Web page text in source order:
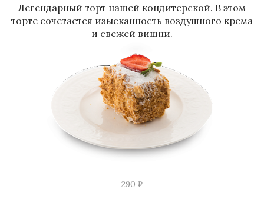
Легендарный торт нашей кондитерской. В этом
торте сочетается изысканность воздушного крема
и свежей вишни.
290 ₽